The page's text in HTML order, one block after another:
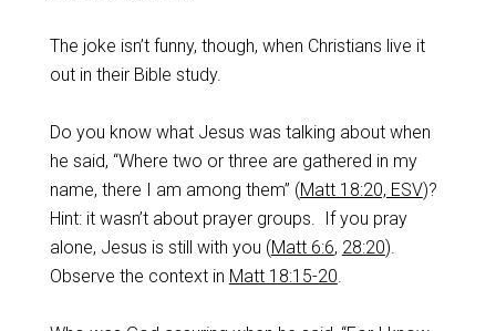
The joke isn’t funny, though, when Christians live it
out in their Bible study.
Do you know what Jesus was talking about when
he said, “Where two or three are gathered in my
name, there I am among them” (Matt 18:20, ESV)?
Hint: it wasn’t about prayer groups. If you pray
alone, Jesus is still with you (Matt 6:6, 28:20).
Observe the context in Matt 18:15-20.